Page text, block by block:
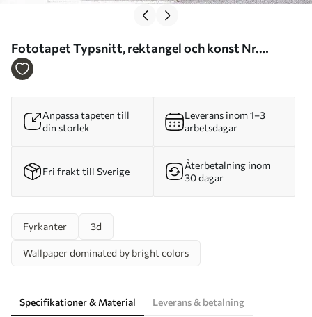
Fototapet Typsnitt, rektangel och konst Nr.
u55452
Anpassa tapeten till
din storlek
Leverans inom 1–3
arbetsdagar
Fri frakt till Sverige
Återbetalning inom
30 dagar
Fyrkanter 3d
Wallpaper dominated by bright colors
Specifikationer & Material
Leverans & betalning